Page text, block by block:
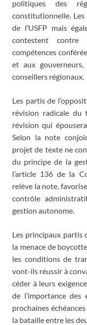
politiques des
constitutionnelle.
de l’USFP mais
contestent
compétences
et aux
conseillers régionaux.
Les partis de
révision radicale du
révision qui
Selon la note
projet de texte ne
du principe de la
l’article 136 de la
relève la note,
contrôle
gestion autonome.
Les principaux partis
la menace de
les conditions de
vont-ils réussir à
céder à leurs
de l’importance des
prochaines
la bataille entre les